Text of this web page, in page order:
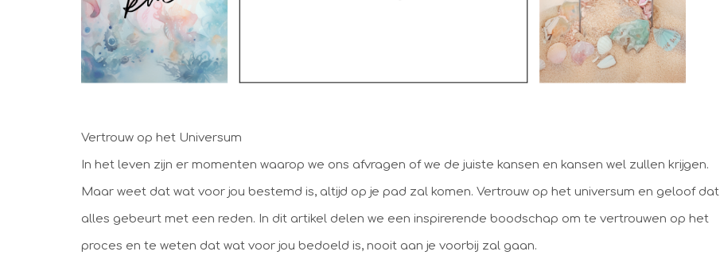
Vertrouw op het Universum
In het leven zijn er momenten waarop we ons afvragen of we de juiste kansen en kansen wel zullen krijgen.
Maar weet dat wat voor jou bestemd is, altijd op je pad zal komen. Vertrouw op het universum en geloof dat
alles gebeurt met een reden. In dit artikel delen we een inspirerende boodschap om te vertrouwen op het
proces en te weten dat wat voor jou bedoeld is, nooit aan je voorbij zal gaan.